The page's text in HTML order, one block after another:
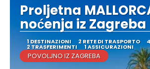
Proljetna
noćenja iz Zagreba
1 DESTINAZIONI 2 RETE DI TRASPORTO
2 TRASFERIMENTI 1 ASSICURAZIONI
POVOLJNO IZ ZAGREBA